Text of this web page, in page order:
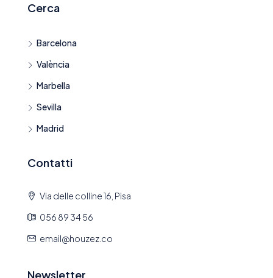
Cerca
Barcelona
València
Marbella
Sevilla
Madrid
Contatti
Via delle colline 16, Pisa
056 89 34 56
email@houzez.co
Newsletter